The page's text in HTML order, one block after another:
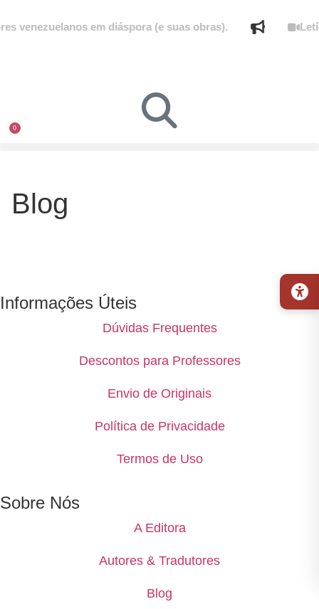
venezuelanos em diáspora (e suas obras).
0
Blog
Informações Úteis
Dúvidas Frequentes
Descontos para Professores
Envio de Originais
Política de Privacidade
Termos de Uso
Sobre Nós
A Editora
Autores & Tradutores
Blog